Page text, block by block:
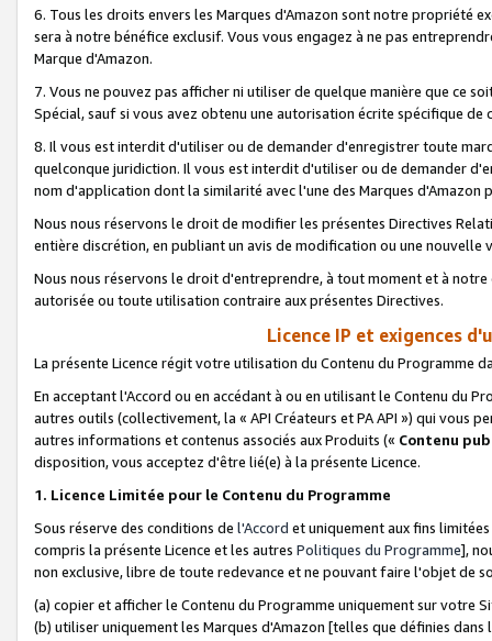
6. Tous les droits envers les Marques d'Amazon sont notre propriété
sera à notre bénéfice exclusif. Vous vous engagez à ne pas
Marque d'Amazon.
7. Vous ne pouvez pas afficher ni utiliser de quelque manière que ce
Spécial, sauf si vous avez obtenu une autorisation écrite spécifique de
8. Il vous est interdit d'utiliser ou de demander d'enregistrer toute
quelconque juridiction. Il vous est interdit d'utiliser ou de demander
nom d'application dont la similarité avec l'une des Marques
Nous nous réservons le droit de modifier les présentes Directives
entière discrétion, en publiant un avis de modification ou une nouvelle
Nous nous réservons le droit d'entreprendre, à tout moment et à
autorisée ou toute utilisation contraire aux présentes Directives.
Licence IP et exigences
La présente Licence régit votre utilisation du Contenu du Programme
En acceptant l'Accord ou en accédant à ou en utilisant le Contenu du
autres outils (collectivement, la « API Créateurs et PA API ») qui vous
autres informations et contenus associés aux Produits (« Contenu
disposition, vous acceptez d'être lié(e) à la présente Licence.
1. Licence Limitée pour le Contenu du Programme
Sous réserve des conditions de l'Accord et uniquement aux fins
compris la présente Licence et les autres Politiques du Programme],
non exclusive, libre de toute redevance et ne pouvant faire l'objet de
(a) copier et afficher le Contenu du Programme uniquement sur votre
(b) utiliser uniquement les Marques d'Amazon [telles que définies dans